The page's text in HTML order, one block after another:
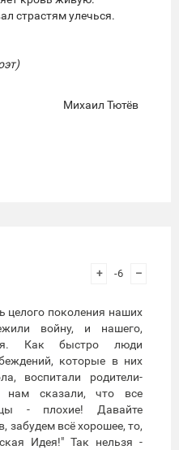
страстям улечься.
Михаил Тютёв
+ -6 –
целого поколения наших
войну, и нашего,
Как быстро люди
которые в них
воспитали родители-
нам сказали, что все
- плохие! Давайте
забудем всё хорошее, то,
Идея!" Так нельзя -